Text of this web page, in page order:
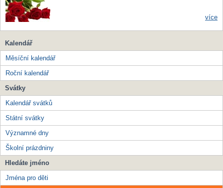
více
Kalendář
Měsíční kalendář
Roční kalendář
Svátky
Kalendář svátků
Státní svátky
Významné dny
Školní prázdniny
Hledáte jméno
Jména pro děti